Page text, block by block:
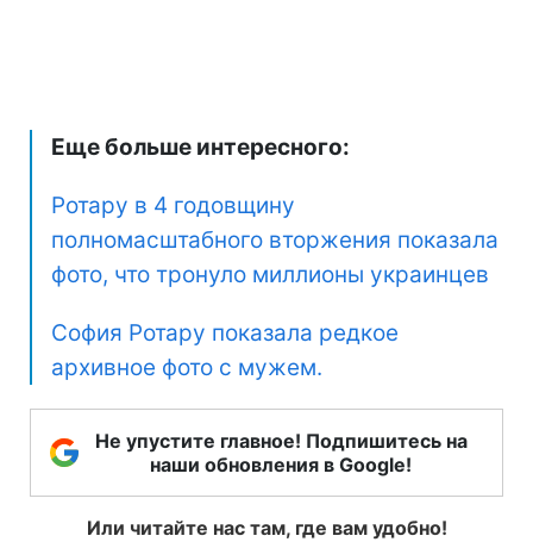
Еще больше интересного:
Ротару в 4 годовщину
полномасштабного вторжения показала
фото, что тронуло миллионы украинцев
София Ротару показала редкое
архивное фото с мужем.
Не упустите главное! Подпишитесь на
наши обновления в Google!
Или читайте нас там, где вам удобно!